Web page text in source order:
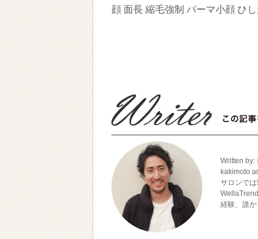
顔 面長 縮毛強制 パーマ小顔 ひ
Written by:
kakimoto
サロンで
経験、誰